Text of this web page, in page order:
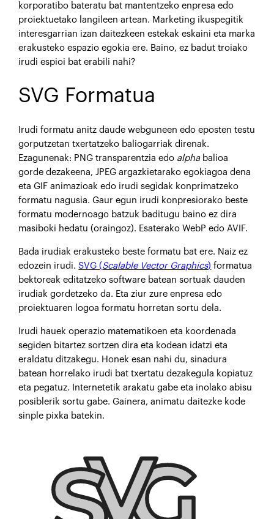
korporatibo bateratu bat mantentzeko enpresa edo
proiektuetako langileen artean. Marketing ikuspegitik
interesgarrian izan daitezkeen estekak eskaini eta marka
erakusteko espazio egokia ere. Baino, ez badut troiako
irudi espioi bat erabili nahi?
SVG Formatua
Irudi formatu anitz daude webguneen edo eposten testu
gorputzetan txertatzeko baliogarriak direnak.
Ezagunenak: PNG transparentzia edo alphabalioa
gorde dezakeena, JPEG argazkietarako egokiagoa dena
eta GIF animazioak edo irudi segidak konprimatzeko
formatu nagusia. Gaur egun irudi konpresiorako beste
formatu modernoago batzuk baditugu baino ez dira
masiboki hedatu (oraingoz). Esaterako WebP edo AVIF.
Bada irudiak erakusteko beste formatu bat ere. Naiz ez
edozein irudi.SVG (Scalable Vector Graphics) formatua
bektoreak editatzeko software batean sortuak dauden
irudiak gordetzeko da. Eta ziur zure enpresa edo
proiektuaren logoa formatu horretan sortu dela.
Irudi hauek operazio matematikoen eta koordenada
segiden bitartez sortzen dira eta kodean idatzi eta
eraldatu ditzakegu. Honek esan nahi du, sinadura
batean horrelako irudi bat txertatu dezakegula kopiatuz
eta pegatuz. Internetetik arakatu gabe eta inolako abisu
posiblerik sortu gabe. Gainera, animatu daitezke kode
sinple pixka batekin.